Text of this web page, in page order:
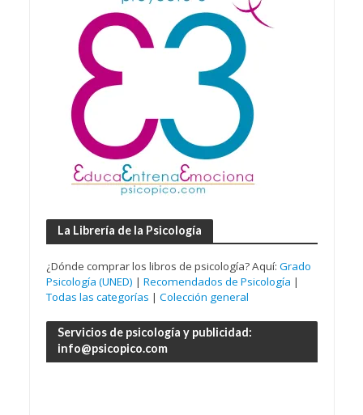
La Librería de la Psicología
¿Dónde comprar los libros de psicología? Aquí: Grado
Psicología (UNED) | Recomendados de Psicología |
Todas las categorías | Colección general
Servicios de psicología y publicidad:
info@psicopico.com